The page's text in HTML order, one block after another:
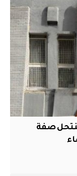
لمنتحل صفة